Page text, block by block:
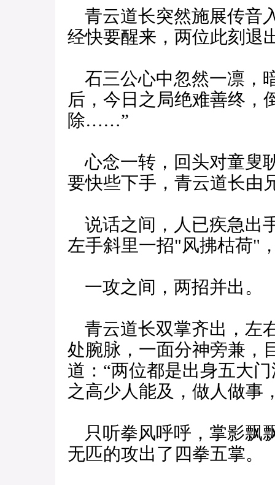
青云道长突然施展传音
经快要醒来，两位此刻退
石三公心中忽然一凛，
后，今日之局绝难善终，
除……”
心念一转，回头对童叟
要快些下手，青云道长
说话之间，人已疾急出
左手斜里一招"风拂枯荷"
一攻之间，两招并出。
青云道长双掌齐出，左
处腕脉，一面分神旁兼，
道：“两位都是出身五大
之高少人能及，做人做
只听拳风呼呼，掌影飘
无匹的攻出了四拳五掌。